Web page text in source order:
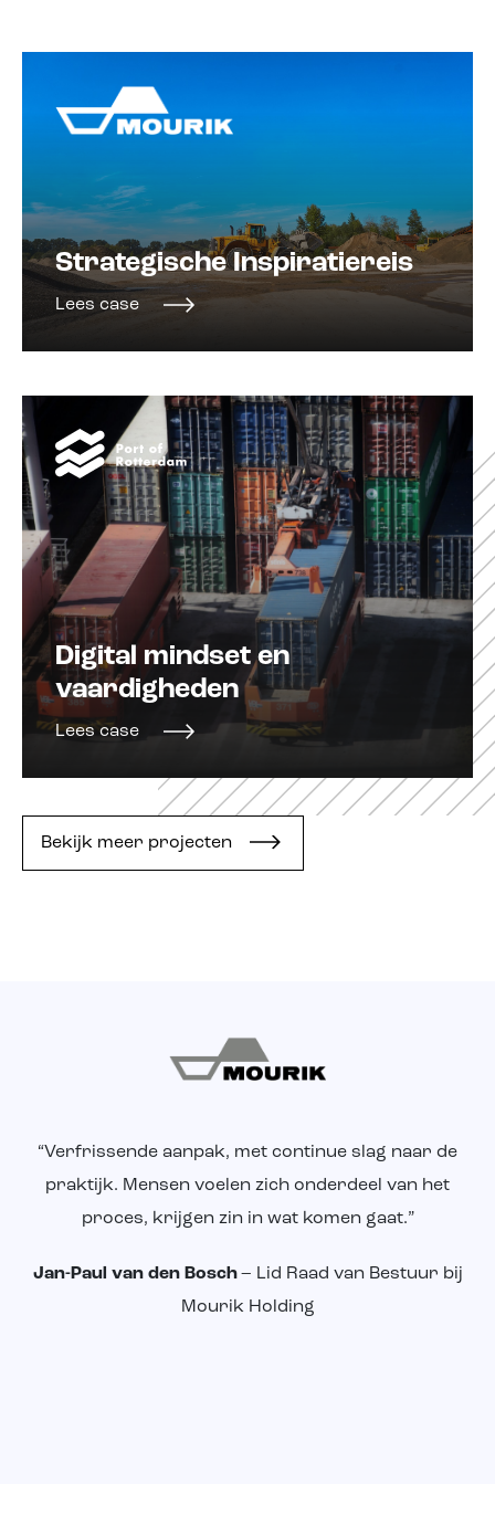
Strategische Inspiratiereis
Lees case
Digital mindset en
vaardigheden
Lees case
Bekijk meer projecten
“Verfrissende aanpak, met continue slag naar de
praktijk. Mensen voelen zich onderdeel van het
proces, krijgen zin in wat komen gaat.”
Jan-Paul van den Bosch– Lid Raad van Bestuur bij
Mourik Holding